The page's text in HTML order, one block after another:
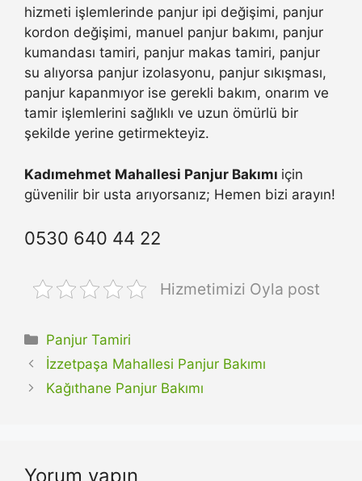
hizmeti işlemlerinde panjur ipi değişimi, panjur
kordon değişimi, manuel panjur bakımı, panjur
kumandası tamiri, panjur makas tamiri, panjur
su alıyorsa panjur izolasyonu, panjur sıkışması,
panjur kapanmıyor ise gerekli bakım, onarım ve
tamir işlemlerini sağlıklı ve uzun ömürlü bir
şekilde yerine getirmekteyiz.
Kadımehmet Mahallesi Panjur Bakımı için
güvenilir bir usta arıyorsanız; Hemen bizi arayın!
0530 640 44 22
Hizmetimizi Oyla post
Kategoriler
Panjur Tamiri
İzzetpaşa Mahallesi Panjur Bakımı
Kağıthane Panjur Bakımı
Yorum yapın